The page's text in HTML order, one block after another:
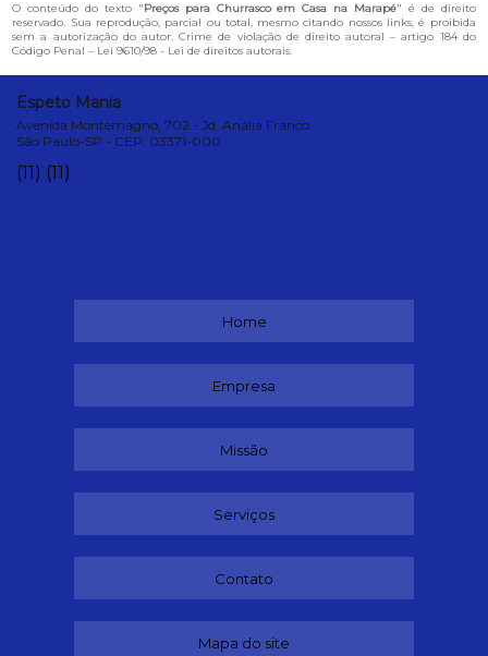
O conteúdo do texto "Preços para Churrasco em Casa na Marapé" é de direito
reservado. Sua reprodução, parcial ou total, mesmo citando nossos links, é proibida
sem a autorização do autor. Crime de violação de direito autoral – artigo 184 do
Código Penal – Lei 9610/98 - Lei de direitos autorais.
Espeto Mania
Avenida Montemagno, 702 - Jd. Anália Franco
São Paulo-SP - CEP: 03371-000
(11) (11)
Home
Empresa
Missão
Serviços
Contato
Mapa do site